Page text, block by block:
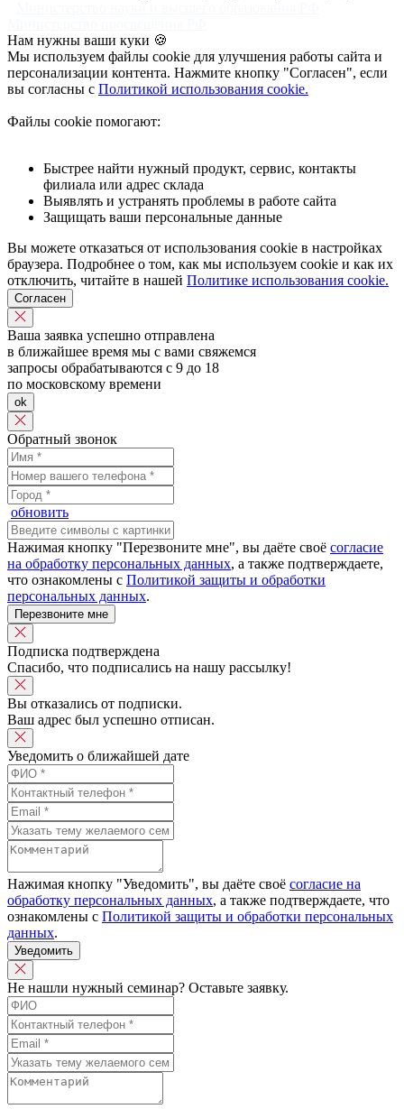
Нам нужны ваши куки 🍪
Мы используем файлы cookie для улучшения работы сайта и
персонализации контента. Нажмите кнопку "Согласен", если
вы согласны с Политикой использования cookie.
Файлы cookie помогают:
Быстрее найти нужный продукт, сервис, контакты
филиала или адрес склада
Выявлять и устранять проблемы в работе сайта
Защищать ваши персональные данные
Вы можете отказаться от использования cookie в настройках
браузера. Подробнее о том, как мы используем cookie и как их
отключить, читайте в нашей Политике использования cookie.
Согласен
Ваша заявка успешно отправлена
в ближайшее время мы с вами свяжемся
запросы обрабатываются с 9 до 18
по московскому времени
ok
Обратный звонок
обновить
Нажимая кнопку "Перезвоните мне", вы даёте своё согласие
на обработку персональных данных, а также подтверждаете,
что ознакомлены с Политикой защиты и обработки
персональных данных.
Перезвоните мне
Подписка подтверждена
Спасибо, что подписались на нашу рассылку!
Вы отказались от подписки.
Ваш адрес был успешно отписан.
Уведомить о ближайшей дате
Нажимая кнопку "Уведомить", вы даёте своё согласие на
обработку персональных данных, а также подтверждаете, что
ознакомлены с Политикой защиты и обработки персональных
данных.
Уведомить
Не нашли нужный семинар? Оставьте заявку.